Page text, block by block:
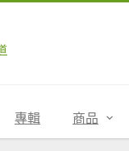
專輯 商品